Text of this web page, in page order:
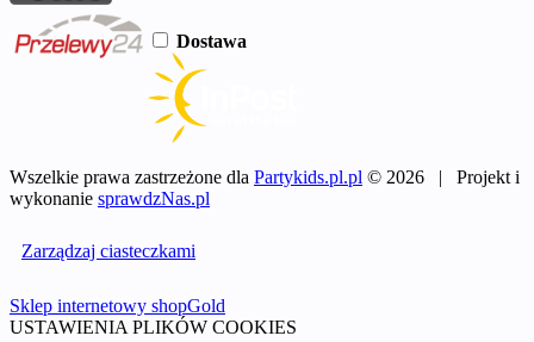
Dostawa
Wszelkie prawa zastrzeżone dla Partykids.pl.pl © 2026 | Projekt i
wykonanie sprawdzNas.pl
Zarządzaj ciasteczkami
Sklep internetowy shopGold
USTAWIENIA PLIKÓW COOKIES